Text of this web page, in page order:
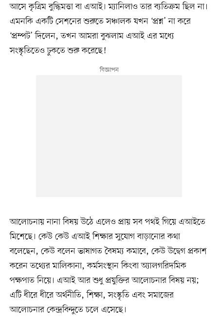
আসে কৃত্রিম বুদ্ধিমত্তা বা এআই। ম্যানিলাও তার ব্যতিক্রম ছিল না।
এমনকি একটি সেশনের শুরুতে সঞ্চালক যখন ‘প্রশ্ন’ না করে
‘প্রম্পট’ দিলেন, তখন আমরা বুঝলাম এআই এর মধ্যে
সংস্কৃতিতেও ঢুকতে শুরু করেছে!
আলোচনায় নানা বিষয় উঠে এলেও প্রায় সব পথই গিয়ে এআইতে
মিশেছে। কেউ কেউ এআই শিক্ষার সুযোগ বাড়ানোর কথা
বলেছেন, কেউ বলেন ভাষাগত বৈষম্য কমাবে, কেউ উদ্বেগ প্রকাশ
করেন তথ্যের মালিকানা, কর্মসংস্থান কিংবা অ্যালগরিদমিক
পক্ষপাত নিয়ে। এআই আর শুধু প্রযুক্তির আলোচনার বিষয় নয়;
এটি ধীরে ধীরে অর্থনীতি, শিক্ষা, সংস্কৃতি এবং সমাজের
আলোচনার কেন্দ্রবিন্দুতে চলে এসেছে।